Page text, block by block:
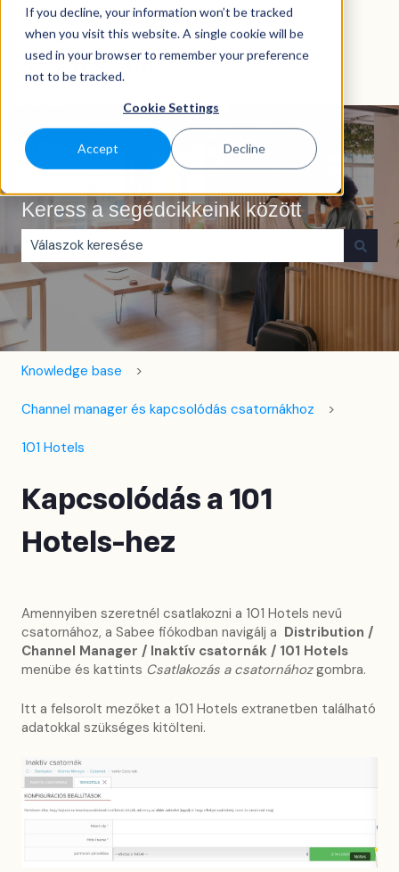
If you decline, your information won’t be tracked
when you visit this website. A single cookie will be
used in your browser to remember your preference
not to be tracked.
Cookie Settings
Accept Decline
MagyarAlmenü megjelenítése fordításokhoz
Keress a segédcikkeink között
Nincs javaslat, mert üres a keresőmező.
Knowledge base
Channel manager és kapcsolódás csatornákhoz
101 Hotels
Kapcsolódás a 101
Hotels-hez
Amennyiben szeretnél csatlakozni a 101 Hotels nevű
csatornához, a Sabee fiókodban navigálj a Distribution /
Channel Manager / Inaktív csatornák / 101 Hotels
menübe és kattints Csatlakozás a csatornáhozgombra.
Itt a felsorolt mezőket a 101 Hotels extranetben található
adatokkal szükséges kitölteni.